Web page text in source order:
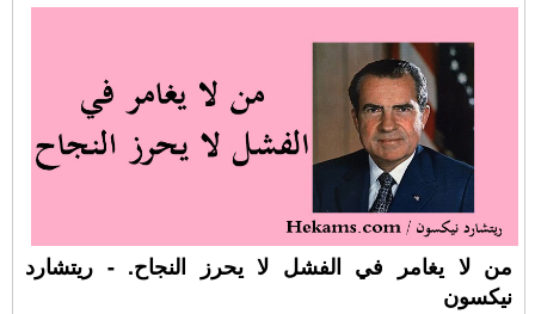
من لا يغامر في الفشل لا يحرز النجاح. - ريتشارد
نيكسون